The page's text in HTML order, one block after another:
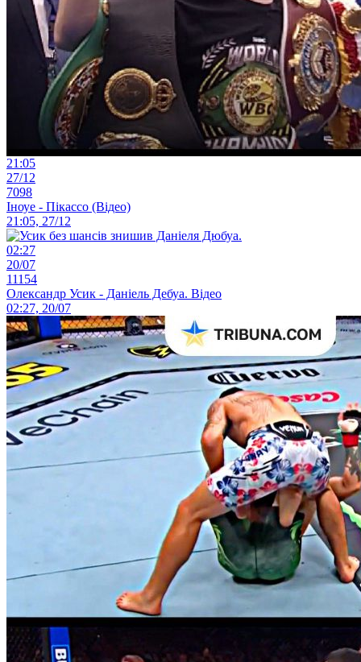
21:05
27/12
7098
Іноуе - Пікассо (Відео)
21:05, 27/12
02:27
20/07
11154
Олександр Усик - Даніель Дебуа. Відео
02:27, 20/07